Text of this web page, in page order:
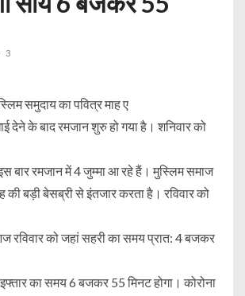
3
समुदाय का पवित्र माह ए
देने के बाद रमजान शुरु हो गया है। शनिवार को
बार रमजान में 4 जुम्मा आ रहे हैं। मुस्लिम समाज
की बड़ी बेसब्री से इंतजार करता है। रविवार को
रविवार को जहां सहरी का समय प्रात: 4 बजकर
इफ्तार का समय 6 बजकर 55 मिनट होगा। कोरोना